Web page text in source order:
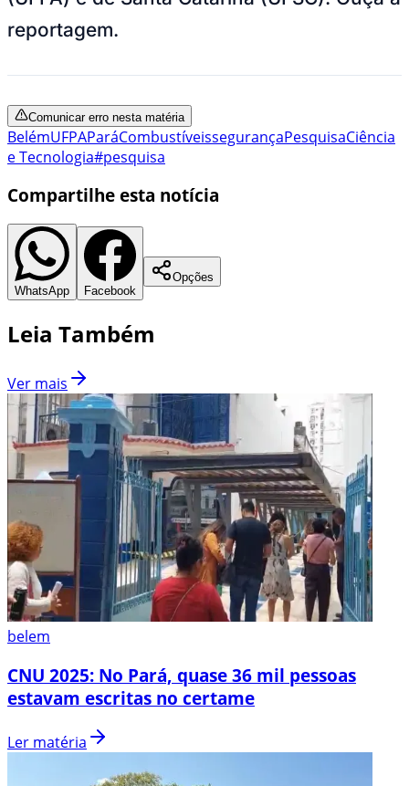
reportagem.
Comunicar erro nesta matéria
BelémUFPAParáCombustíveissegurançaPesquisaCiência
e Tecnologia#pesquisa
Compartilhe esta notícia
WhatsApp Facebook
Opções
Leia Também
Ver mais
belem
CNU 2025: No Pará, quase 36 mil pessoas
estavam escritas no certame
Ler matéria